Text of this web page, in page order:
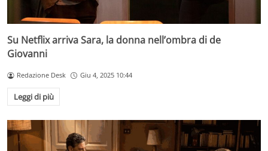
Su Netflix arriva Sara, la donna nell’ombra di de
Giovanni
Redazione Desk Giu 4, 2025 10:44
Leggi di più